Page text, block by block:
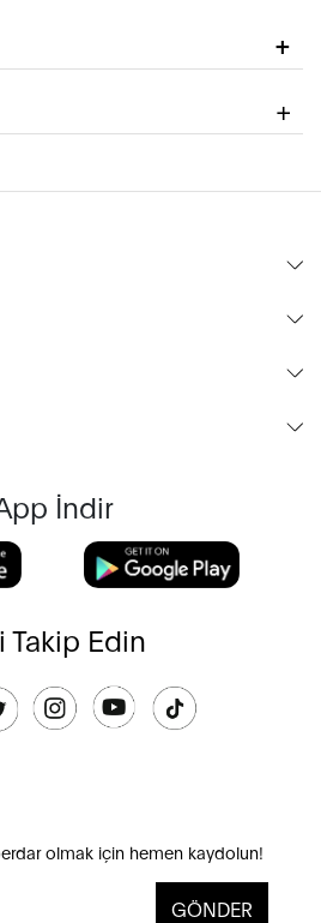
İndir
Takip Edin
olmak için hemen kaydolun!
GÖNDER